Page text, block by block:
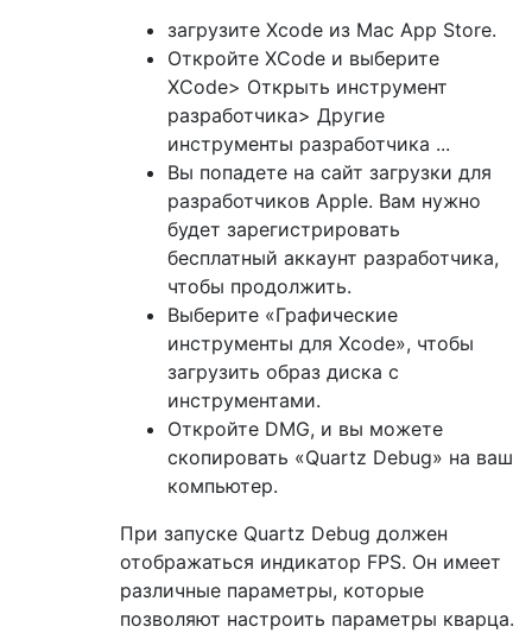
загрузите Xcode из Mac App Store.
Откройте XCode и выберите
XCode> Открыть инструмент
разработчика> Другие
инструменты разработчика ...
Вы попадете на сайт загрузки для
разработчиков Apple. Вам нужно
будет зарегистрировать
бесплатный аккаунт разработчика,
чтобы продолжить.
Выберите «Графические
инструменты для Xcode», чтобы
загрузить образ диска с
инструментами.
Откройте DMG, и вы можете
скопировать «Quartz Debug» на ваш
компьютер.
При запуске Quartz Debug должен
отображаться индикатор FPS. Он имеет
различные параметры, которые
позволяют настроить параметры кварца.